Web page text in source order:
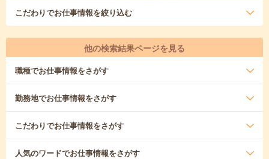
こだわりでお仕事情報を絞り込む
他の検索結果ページを見る
職種でお仕事情報をさがす
勤務地でお仕事情報をさがす
こだわりでお仕事情報をさがす
人気のワードでお仕事情報をさがす